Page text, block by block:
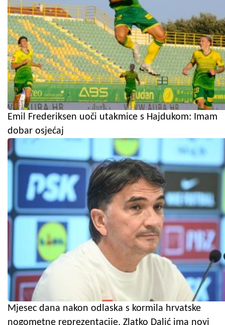
Emil Frederiksen uoči utakmice s Hajdukom: Imam
dobar osjećaj
Mjesec dana nakon odlaska s kormila hrvatske
nogometne reprezentacije, Zlatko Dalić ima novi